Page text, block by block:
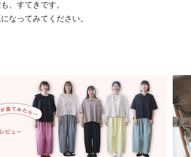
、すてきです。
なってみてください。